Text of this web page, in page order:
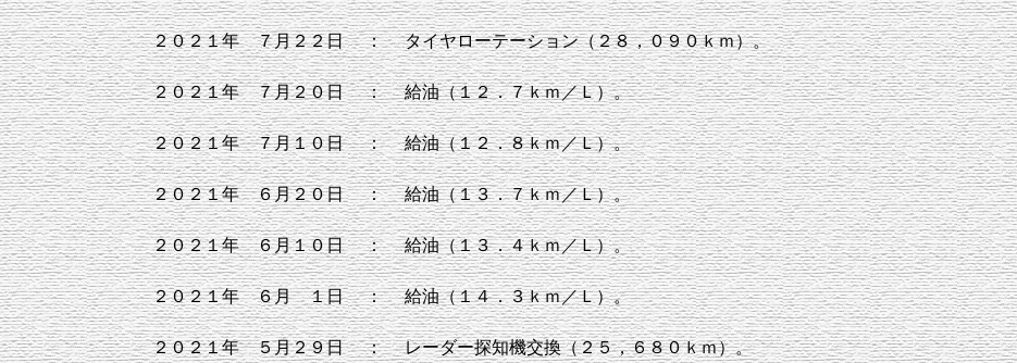
２０２１年 ７月２２日 ： タイヤローテーション（２８，０９０ｋｍ）。
２０２１年 ７月２０日 ： 給油（１２．７ｋｍ／Ｌ）。
２０２１年 ７月１０日 ： 給油（１２．８ｋｍ／Ｌ）。
２０２１年 ６月２０日 ： 給油（１３．７ｋｍ／Ｌ）。
２０２１年 ６月１０日 ： 給油（１３．４ｋｍ／Ｌ）。
２０２１年 ６月 １日 ： 給油（１４．３ｋｍ／Ｌ）。
２０２１年 ５月２９日 ： レーダー探知機交換（２５，６８０ｋｍ）。